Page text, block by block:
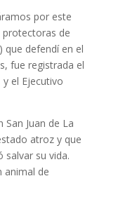
por este
de
que defendí en el
fue registrada el
el Ejecutivo
Juan de La
atroz y que
salvar su vida.
animal de